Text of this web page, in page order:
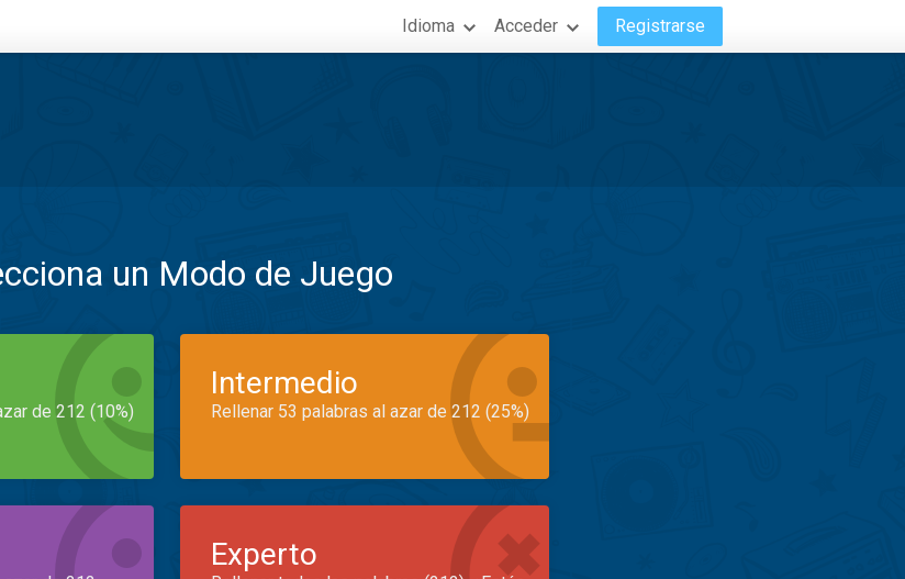
Idioma Acceder Registrarse
un Modo de Juego
de 212 (10%)
Intermedio
Rellenar 53 palabras al azar de 212 (25%)
Experto